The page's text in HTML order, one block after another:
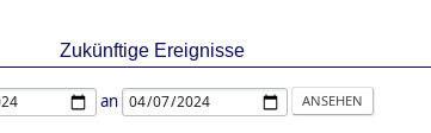
Zukünftige Ereignisse
an